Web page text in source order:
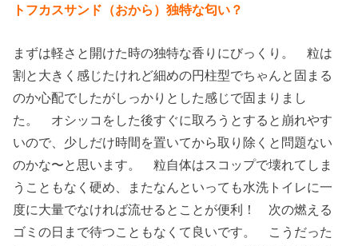
トフカスサンド（おから）独特な匂い？
まずは軽さと開けた時の独特な香りにびっくり。 粒は
割と大きく感じたけれど細めの円柱型でちゃんと固まる
のか心配でしたがしっかりとした感じで固まりまし
た。 オシッコをした後すぐに取ろうとすると崩れやす
いので、少しだけ時間を置いてから取り除くと問題ない
のかな〜と思います。 粒自体はスコップで壊れてしま
うこともなく硬め、またなんといっても水洗トイレに一
度に大量でなければ流せるとことが便利！ 次の燃える
ゴミの日まで待つこともなくて良いです。 こうだった